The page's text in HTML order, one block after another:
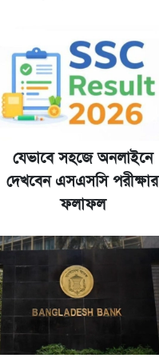
যেভাবে সহজে অনলাইনে
দেখবেন এসএসসি পরীক্ষার
ফলাফল